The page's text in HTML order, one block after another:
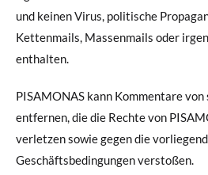
und keinen Virus, politische
Kettenmails, Massenmails oder
enthalten.
PISAMONAS kann Kommentare
entfernen, die die Rechte von
verletzen sowie gegen die
Geschäftsbedingungen verstoßen.